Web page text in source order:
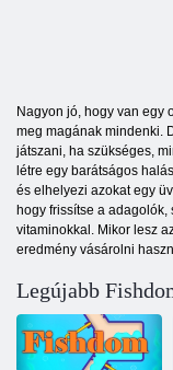
Nagyon jó, hogy van egy
meg magának mindenki.
játszani, ha szükséges,
létre egy barátságos
és elhelyezi azokat egy
hogy frissítse a
vitaminokkal. Mikor lesz
eredmény vásárolni
Legújabb